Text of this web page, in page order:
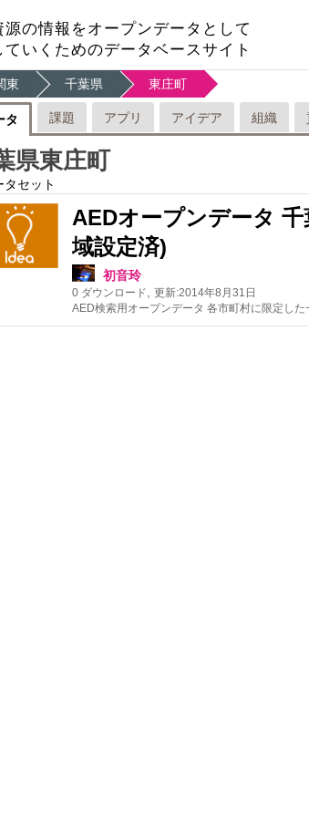
源の情報をオープンデータとして
ていくためのデータベースサイト
東 千葉県 東庄町
タ 課題 アプリ アイデア 組織
県東庄町
タセット
AEDオープンデータ 千
域設定済)
初音玲
0 ダウンロード 更新:2014年8月31日